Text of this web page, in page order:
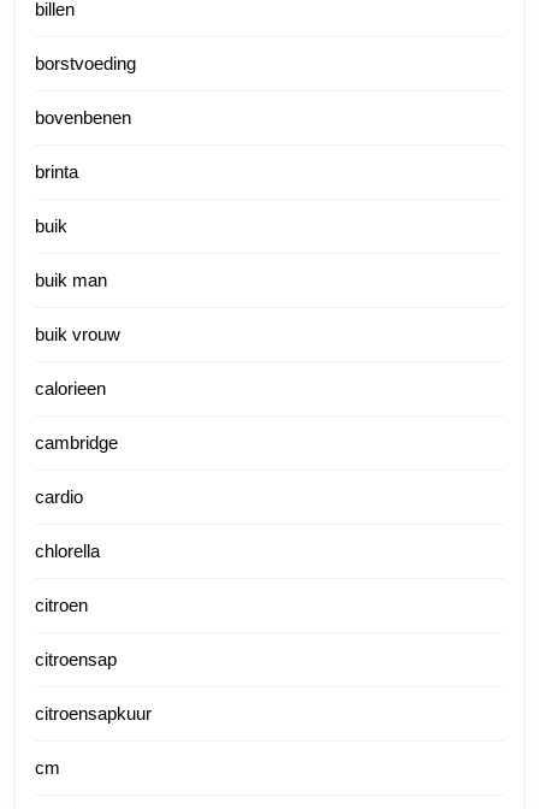
billen
borstvoeding
bovenbenen
brinta
buik
buik man
buik vrouw
calorieen
cambridge
cardio
chlorella
citroen
citroensap
citroensapkuur
cm